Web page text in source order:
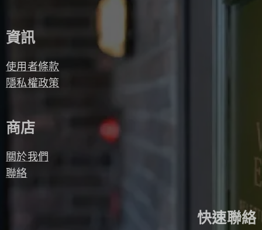
資訊
使用者條款
隱私權政策
商店
關於我們
聯絡
快速聯絡